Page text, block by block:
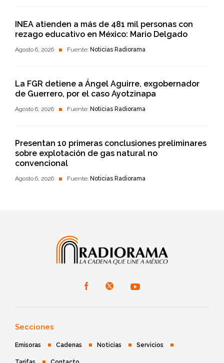
INEA atienden a más de 481 mil personas con
rezago educativo en México: Mario Delgado
Agosto 6, 2026 Fuente: Noticias Radiorama
La FGR detiene a Ángel Aguirre, exgobernador
de Guerrero, por el caso Ayotzinapa
Agosto 6, 2026 Fuente: Noticias Radiorama
Presentan 10 primeras conclusiones preliminares
sobre explotación de gas natural no
convencional
Agosto 6, 2026 Fuente: Noticias Radiorama
Secciones
Emisoras Cadenas Noticias Servicios